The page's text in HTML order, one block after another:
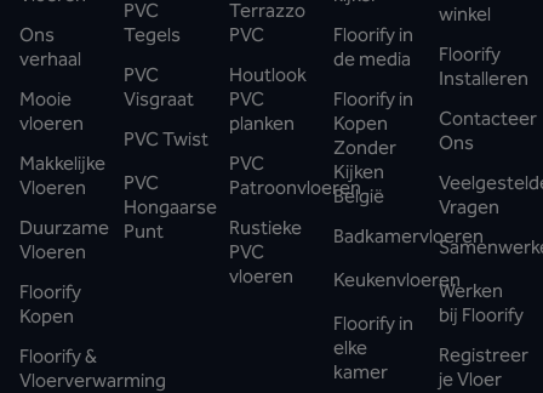
Ons
verhaal
Mooie
vloeren
Makkelijke
Vloeren
Duurzame
Vloeren
Floorify
Kopen
Floorify &
Vloerverwarming
PVC
Tegels
PVC
Visgraat
PVC Twist
PVC
Hongaarse
Punt
Terrazzo
PVC
Houtlook
PVC
planken
PVC
Patroonvloeren
Rustieke
PVC
vloeren
Floorify in
de media
Floorify in
Kopen
Zonder
Kijken
België
Badkamervloeren
Keukenvloeren
Floorify in
elke
kamer
winkel
Floorify
Installeren
Contacteer
Ons
Vragen
Werken
bij Floorify
Registreer
je Vloer